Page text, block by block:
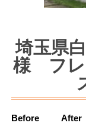
埼玉県
様 フレ